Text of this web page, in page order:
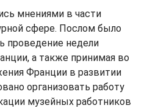
мнениями в части
сфере. Послом было
проведение недели
а также принимая во
Франции в развитии
организовать работу
музейных работников